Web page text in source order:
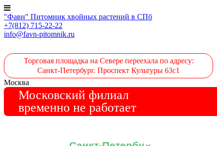
"Фавн" Питомник хвойных растений в СПб
+7(812) 715-22-22
info@favn-pitomnik.ru
Торговая площадка на Севере переехала по адресу:
Санкт-Петербург. Проспект Культуры 63с1
Москва
Московский филиал
временно не работает